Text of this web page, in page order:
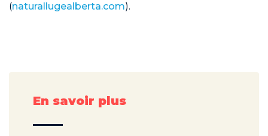
(naturallugealberta.com).
En savoir plus